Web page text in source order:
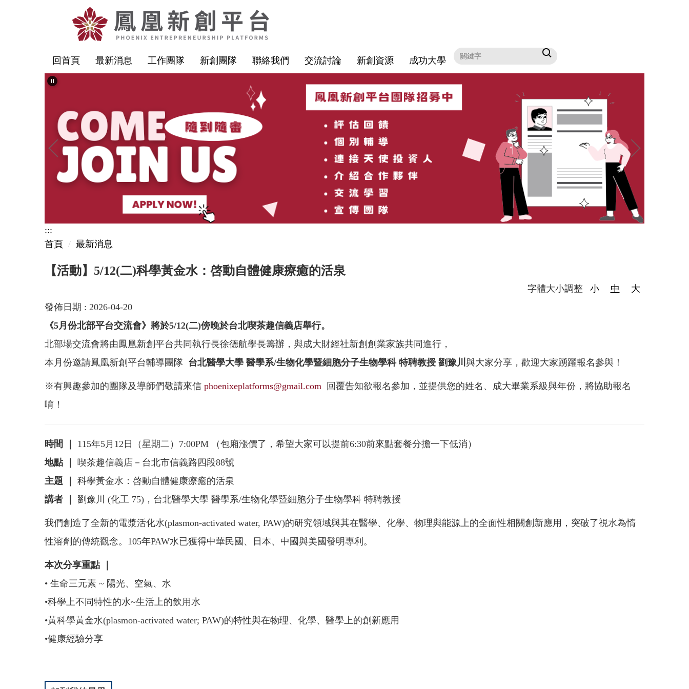
回首頁 最新消息 工作團隊 新創團隊 聯絡我們 交流討論 新創資源 成功大學
:::
首頁
最新消息
【活動】5/12(二)科學黃金水：啓動自體健康療癒的活泉
字體大小調整 小 中
大
發佈日期 : 2026-04-20
《5月份北部平台交流會》將於5/12(二)傍晚於台北喫茶趣信義店舉行。
北部場交流會將由鳳凰新創平台共同執行長徐德航學長籌辦，與成大財經社新創創業家族共同進行，
本月份邀請鳳凰新創平台輔導團隊 台北醫學大學 醫學系/生物化學暨細胞分子生物學科 特聘教授 劉豫川 與大家分享，歡迎大家踴躍報名參與！
※有興趣參加的團隊及導師們敬請來信 phoenixeplatforms@gmail.com 回覆告知欲報名參加，並提供您的姓名、成大畢業系級與年份，將協助報名
唷！
時間 ｜ 115年5月12日（星期二）7:00PM （包廂漲價了，希望大家可以提前6:30前來點套餐分擔一下低消）
地點 ｜ 喫茶趣信義店－台北市信義路四段88號
主題 ｜ 科學黃金水：啓動自體健康療癒的活泉
講者 ｜ 劉豫川 (化工 75)，台北醫學大學 醫學系/生物化學暨細胞分子生物學科 特聘教授
我們創造了全新的電漿活化水(plasmon-activated water, PAW)的研究領域與其在醫學、化學、物理與能源上的全面性相關創新應用，突破了視水為惰
性溶劑的傳統觀念。105年PAW水已獲得中華民國、日本、中國與美國發明專利。
本次分享重點 ｜
• 生命三元素 ~ 陽光、空氣、水
•科學上不同特性的水~生活上的飲用水
•黃科學黃金水(plasmon-activated water; PAW)的特性與在物理、化學、醫學上的創新應用
•健康經驗分享